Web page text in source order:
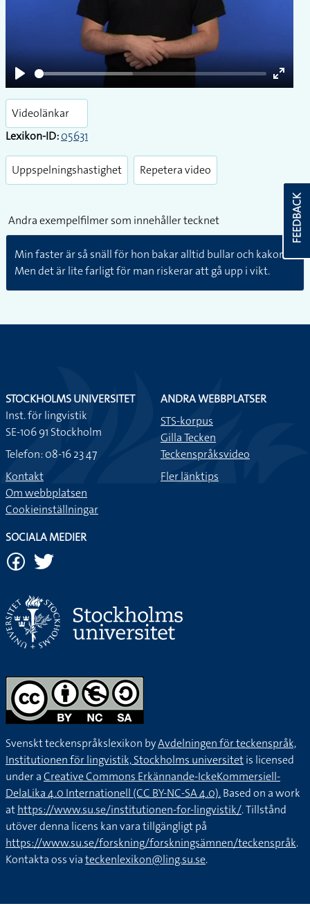
Play
Enter
Videolänkar
Lexikon-ID:05631
Uppspelningshastighet Repetera video
Andra exempelfilmer som innehåller tecknet
Min faster är så snäll för hon bakar alltid bullar och kakor.
Men det är lite farligt för man riskerar att gå upp i vikt.
FEEDBACK
STOCKHOLMS UNIVERSITET
Inst. för lingvistik
SE-106 91 Stockholm
Telefon: 08-16 23 47
Kontakt
Om webbplatsen
Cookieinställningar
ANDRA WEBBPLATSER
STS-korpus
Gilla Tecken
Teckenspråksvideo
Fler länktips
SOCIALA MEDIER
Svenskt teckenspråkslexikon byAvdelningen för teckenspråk,
Institutionen för lingvistik, Stockholms universitetis licensed
under aCreative Commons Erkännande-IckeKommersiell-
DelaLika 4.0 Internationell (CC BY-NC-SA 4.0).Based on a work
athttps://www.su.se/institutionen-for-lingvistik/. Tillstånd
utöver denna licens kan vara tillgängligt på
https://www.su.se/forskning/forskningsämnen/teckenspråk.
Kontakta oss viateckenlexikon@ling.su.se.